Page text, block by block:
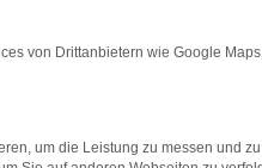
von Drittanbietern wie Google
um die Leistung zu messen und